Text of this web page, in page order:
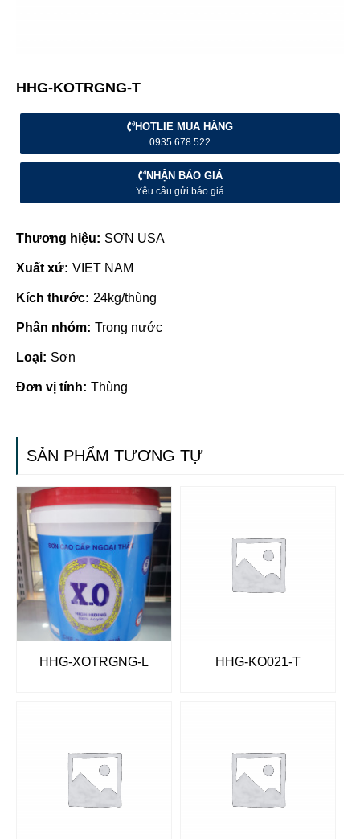
HHG-KOTRGNG-T
HOTLIE MUA HÀNG
0935 678 522
NHẬN BÁO GIÁ
Yêu cầu gửi báo giá
Thương hiệu: SƠN USA
Xuất xứ: VIET NAM
Kích thước: 24kg/thùng
Phân nhóm: Trong nước
Loại: Sơn
Đơn vị tính: Thùng
SẢN PHẨM TƯƠNG TỰ
HHG-XOTRGNG-L HHG-KO021-T